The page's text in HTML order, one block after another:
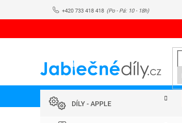
+420 733 418 418
o
kategorieDÍLY - APPLE